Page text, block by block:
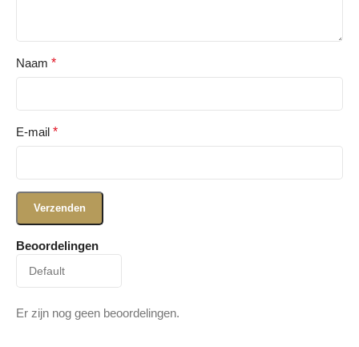
Beoordelingen
Er zijn nog geen beoordelingen.
Naam *
E-mail *